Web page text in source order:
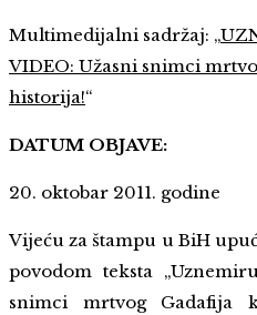
Multimedijalni sadržaj: „
VIDEO: Užasni snimci
historija!“
DATUM OBJAVE:
20. oktobar 2011. godine
Vijeću za štampu u BiH
povodom teksta
snimci mrtvog Gadafija